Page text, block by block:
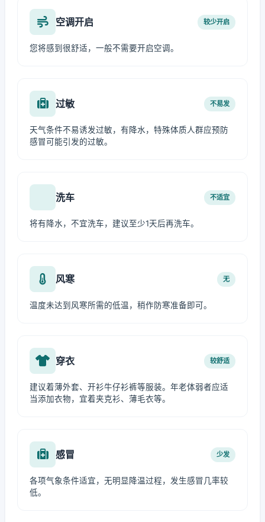
空调开启 较少开启
您将感到很舒适，一般不需要开启空调。
过敏 不易发
天气条件不易诱发过敏，有降水，特殊体质人群应预防
感冒可能引发的过敏。
洗车 不适宜
将有降水，不宜洗车，建议至少1天后再洗车。
风寒 无
温度未达到风寒所需的低温，稍作防寒准备即可。
穿衣 较舒适
建议着薄外套、开衫牛仔衫裤等服装。年老体弱者应适
当添加衣物，宜着夹克衫、薄毛衣等。
感冒 少发
各项气象条件适宜，无明显降温过程，发生感冒几率较
低。